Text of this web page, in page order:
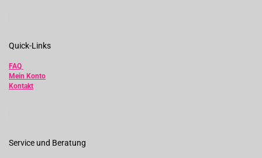
Quick-Links
FAQ
Mein Konto
Kontakt
Service und Beratung